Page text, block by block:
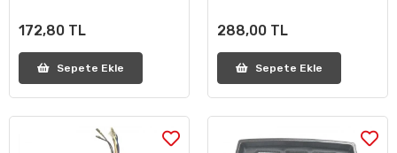
172,80 TL
Sepete Ekle
288,00 TL
Sepete Ekle